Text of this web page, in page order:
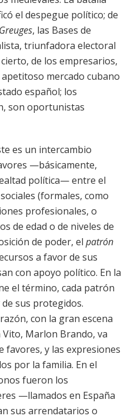
el despegue político; de
, las Bases de
triunfadora electoral
de los empresarios,
mercado cubano
español; los
son oportunistas
es un intercambio
—básicamente,
política— entre el
(formales, como
profesionales, o
de edad o de niveles de
de poder, el patrón
a favor de sus
con apoyo político. En la
el término, cada patrón
de sus protegidos.
con la gran escena
Vito, Marlon Brando, va
favores, y las expresiones
por la familia. En el
fueron los
—llamados en España
sus arrendatarios o